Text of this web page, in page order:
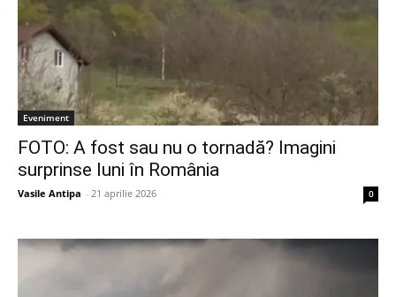
Eveniment
FOTO: A fost sau nu o tornadă? Imagini
surprinse luni în România
Vasile Antipa - 21 aprilie 2026 0